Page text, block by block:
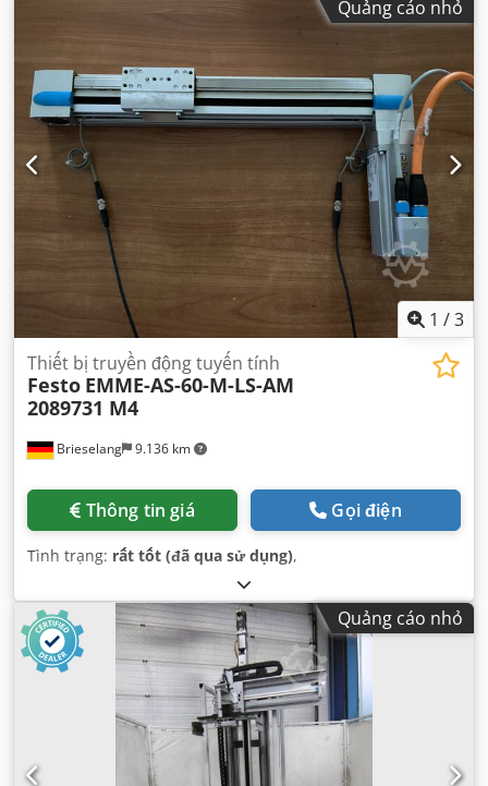
Quảng cáo nhỏ
1 /3
Brieselang 9.136 km
Thiết bị truyền động tuyến tính
Festo EMME-AS-60-M-LS-AM
2089731 M4
Thông tin giá Gọi điện
Tình trạng: rất tốt (đã qua sử dụng),
Quảng cáo nhỏ